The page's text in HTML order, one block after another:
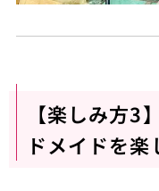
【楽しみ方3
ドメイドを楽